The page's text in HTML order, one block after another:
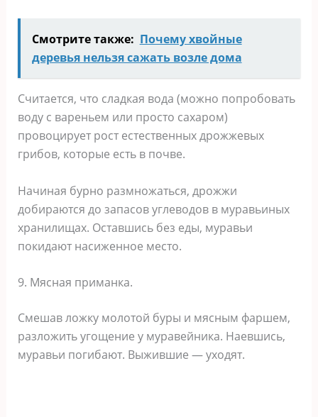
Смотрите также: Почему хвойные
деревья нельзя сажать возле дома
Считается, что сладкая вода (можно попробовать
воду с вареньем или просто сахаром)
провоцирует рост естественных дрожжевых
грибов, которые есть в почве.
Начиная бурно размножаться, дрожжи
добираются до запасов углеводов в муравьиных
хранилищах. Оставшись без еды, муравьи
покидают насиженное место.
9. Мясная приманка.
Смешав ложку молотой буры и мясным фаршем,
разложить угощение у муравейника. Наевшись,
муравьи погибают. Выжившие — уходят.